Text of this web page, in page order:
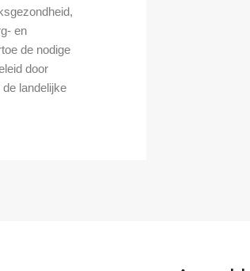
en
de nodige
door
landelijke